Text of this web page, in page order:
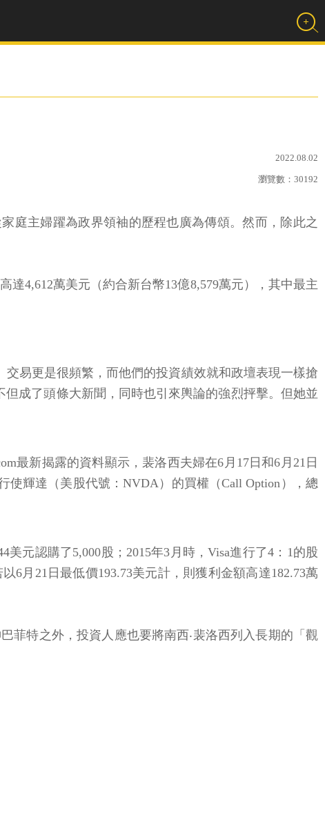
2022.08.02
瀏覽數： 30192
庭主婦躍為政界領袖的歷程也廣為傳頌。然而，除此之
4,612萬美元（約合新台幣13億8,579萬元），其中最主
交易更是很頻繁，而他們的投資績效就和政壇表現一樣搶
成了頭條大新聞，同時也引來輿論的強烈抨擊。但她並
最新揭露的資料顯示，裴洛西夫婦在6月17日和6月21日
使輝達（美股代號：NVDA）的買權（Call Option），總
元認購了5,000股；2015年3月時，Visa進行了4：1的股
6月21日最低價193.73美元計，則獲利金額高達182.73萬
菲特之外，投資人應也要將南西‧裴洛西列入長期的「觀